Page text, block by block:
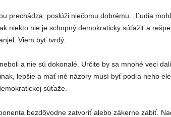
prechádza, poslúži niečomu dobrému. „Ľudia
niekto nie je schopný demokraticky súťažiť a
Viem byť tvrdý.
a nie sú dokonalé. Určite by sa mnohé veci
lepšie a mať iné názory musí byť podľa neho
súťaže.
bezdôvodne zatvoriť alebo zákerne zabiť.